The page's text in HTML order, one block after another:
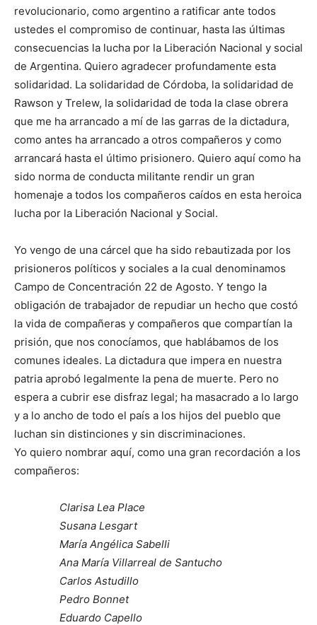
revolucionario, como argentino a ratificar ante todos
ustedes el compromiso de continuar, hasta las últimas
consecuencias la lucha por la Liberación Nacional y social
de Argentina. Quiero agradecer profundamente esta
solidaridad. La solidaridad de Córdoba, la solidaridad de
Rawson y Trelew, la solidaridad de toda la clase obrera
que me ha arrancado a mí de las garras de la dictadura,
como antes ha arrancado a otros compañeros y como
arrancará hasta el último prisionero. Quiero aquí como ha
sido norma de conducta militante rendir un gran
homenaje a todos los compañeros caídos en esta heroica
lucha por la Liberación Nacional y Social.
Yo vengo de una cárcel que ha sido rebautizada por los
prisioneros políticos y sociales a la cual denominamos
Campo de Concentración 22 de Agosto. Y tengo la
obligación de trabajador de repudiar un hecho que costó
la vida de compañeras y compañeros que compartían la
prisión, que nos conocíamos, que hablábamos de los
comunes ideales. La dictadura que impera en nuestra
patria aprobó legalmente la pena de muerte. Pero no
espera a cubrir ese disfraz legal; ha masacrado a lo largo
y a lo ancho de todo el país a los hijos del pueblo que
luchan sin distinciones y sin discriminaciones.
Yo quiero nombrar aquí, como una gran recordación a los
compañeros:
Clarisa Lea Place
Susana Lesgart
María Angélica Sabelli
Ana María Villarreal de Santucho
Carlos Astudillo
Pedro Bonnet
Eduardo Capello